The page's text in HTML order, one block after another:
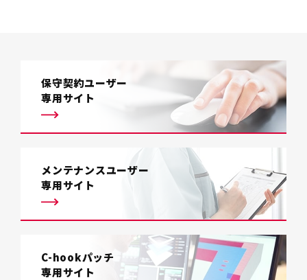
保守契約ユーザー
専用サイト
メンテナンスユーザー
専用サイト
C-hookパッチ
専用サイト